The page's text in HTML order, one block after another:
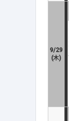
9/29
(木)